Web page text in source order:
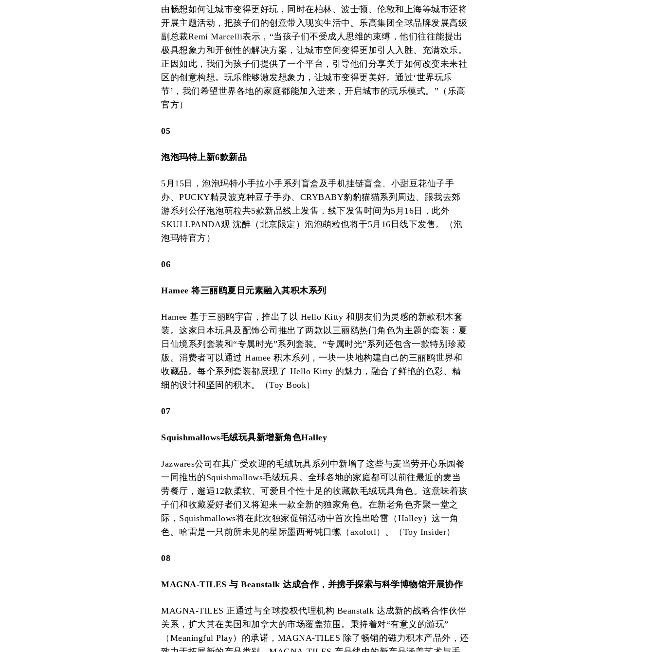
由畅想如何让城市变得更好玩，同时在柏林、波士顿、伦敦和上海等城市还将
开展主题活动，把孩子们的创意带入现实生活中。乐高集团全球品牌发展高级
副总裁Remi Marcelli表示，“当孩子们不受成人思维的束缚，他们往往能提出
极具想象力和开创性的解决方案，让城市空间变得更加引人入胜、充满欢乐。
正因如此，我们为孩子们提供了一个平台，引导他们分享关于如何改变未来社
区的创意构想。玩乐能够激发想象力，让城市变得更美好。通过‘世界玩乐
节’，我们希望世界各地的家庭都能加入进来，开启城市的玩乐模式。”（乐高
官方）
05
泡泡玛特上新6款新品
5月15日，泡泡玛特小手拉小手系列盲盒及手机挂链盲盒、小甜豆花仙子手
办、PUCKY精灵波克种豆子手办、CRYBABY豹豹猫猫系列周边、跟我去郊
游系列公仔泡泡萌粒共5款新品线上发售，线下发售时间为5月16日，此外
SKULLPANDA观 沈醉（北京限定）泡泡萌粒也将于5月16日线下发售。（泡
泡玛特官方）
06
Hamee 将三丽鸥夏日元素融入其积木系列
Hamee 基于三丽鸥宇宙，推出了以 Hello Kitty 和朋友们为灵感的新款积木套
装。这家日本玩具及配饰公司推出了两款以三丽鸥热门角色为主题的套装：夏
日仙境系列套装和“专属时光”系列套装。“专属时光”系列还包含一款特别珍藏
版。消费者可以通过 Hamee 积木系列，一块一块地构建自己的三丽鸥世界和
收藏品。每个系列套装都展现了 Hello Kitty 的魅力，融合了鲜艳的色彩、精
细的设计和坚固的积木。（Toy Book）
07
Squishmallows毛绒玩具新增新角色Halley
Jazwares公司在其广受欢迎的毛绒玩具系列中新增了这些与麦当劳开心乐园餐
一同推出的Squishmallows毛绒玩具。全球各地的家庭都可以前往最近的麦当
劳餐厅，邂逅12款柔软、可爱且个性十足的收藏款毛绒玩具角色。这意味着孩
子们和收藏爱好者们又将迎来一款全新的独家角色。在新老角色齐聚一堂之
际，Squishmallows将在此次独家促销活动中首次推出哈雷（Halley）这一角
色。哈雷是一只前所未见的星际墨西哥钝口螈（axolotl）。（Toy Insider）
08
MAGNA-TILES 与 Beanstalk 达成合作，并携手探索与科学博物馆开展协作
MAGNA-TILES 正通过与全球授权代理机构 Beanstalk 达成新的战略合作伙伴
关系，扩大其在美国和加拿大的市场覆盖范围。秉持着对“有意义的游玩”
（Meaningful Play）的承诺，MAGNA-TILES 除了畅销的磁力积木产品外，还